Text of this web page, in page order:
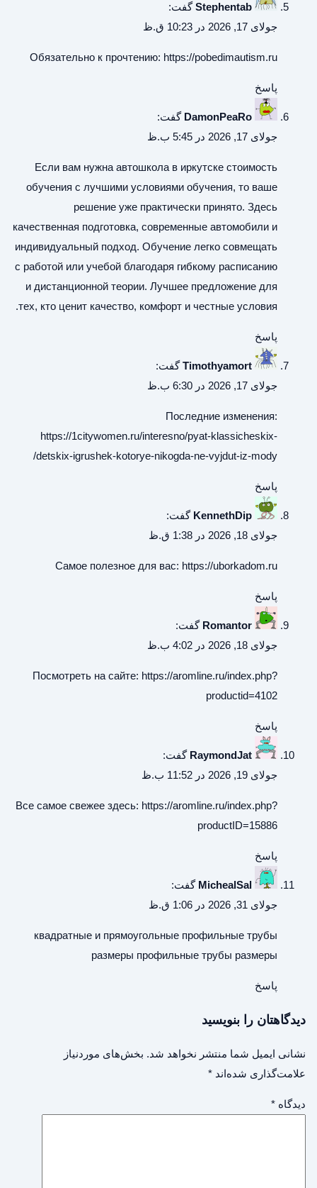
Stephentab گفت:
جولای 17, 2026 در 10:23 ق.ظ
Обязательно к прочтению: https://pobedimautism.ru
پاسخ
DamonPeaRo گفت:
جولای 17, 2026 در 5:45 ب.ظ
Если вам нужна автошкола в иркутске стоимость
обучения с лучшими условиями обучения, то ваше
решение уже практически принято. Здесь
качественная подготовка, современные автомобили и
индивидуальный подход. Обучение легко совмещать
с работой или учебой благодаря гибкому расписанию
и дистанционной теории. Лучшее предложение для
тех, кто ценит качество, комфорт и честные условия.
پاسخ
Timothyamort گفت:
جولای 17, 2026 در 6:30 ب.ظ
Последние изменения:
https://1citywomen.ru/interesno/pyat-klassicheskix-
detskix-igrushek-kotorye-nikogda-ne-vyjdut-iz-mody/
پاسخ
KennethDip گفت:
جولای 18, 2026 در 1:38 ق.ظ
Самое полезное для вас: https://uborkadom.ru
پاسخ
Romantor گفت:
جولای 18, 2026 در 4:02 ب.ظ
Посмотреть на сайте: https://aromline.ru/index.php?
productid=4102
پاسخ
RaymondJat گفت:
جولای 19, 2026 در 11:52 ب.ظ
Все самое свежее здесь: https://aromline.ru/index.php?
productID=15886
پاسخ
MichealSal گفت:
جولای 31, 2026 در 1:06 ق.ظ
квадратные и прямоугольные профильные трубы
размеры профильные трубы размеры
پاسخ
دیدگاهتان را بنویسید
نشانی ایمیل شما منتشر نخواهد شد. بخش‌های موردنیاز
علامت‌گذاری شده‌اند *
دیدگاه *